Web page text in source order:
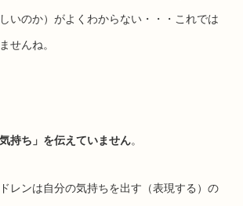
いのか）がよくわからない・・・これでは
せんね。
気持ち」を伝えていません。
レンは自分の気持ちを出す（表現する）の